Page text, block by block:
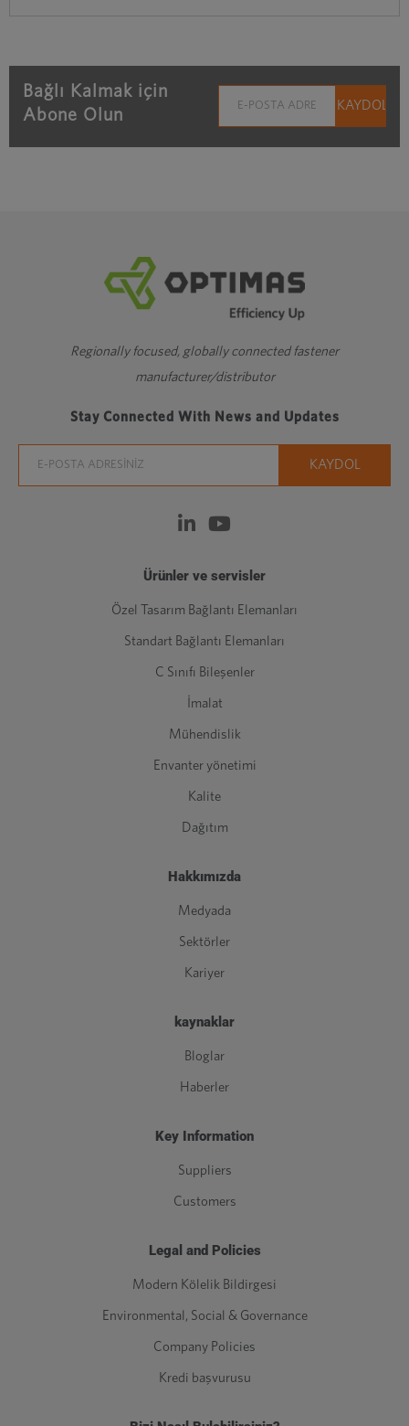
Bağlı Kalmak için
Abone Olun
Regionally focused, globally connected fastener
manufacturer/distributor
Stay Connected With News and Updates
Ürünler ve servisler
Özel Tasarım Bağlantı Elemanları
Standart Bağlantı Elemanları
C Sınıfı Bileşenler
İmalat
Mühendislik
Envanter yönetimi
Kalite
Dağıtım
Hakkımızda
Medyada
Sektörler
Kariyer
kaynaklar
Bloglar
Haberler
Key Information
Suppliers
Customers
Legal and Policies
Modern Kölelik Bildirgesi
Environmental, Social & Governance
Company Policies
Kredi başvurusu